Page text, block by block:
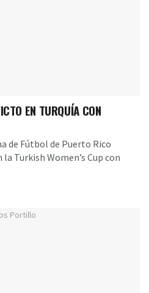
EN TURQUÍA CON
de Fútbol de Puerto Rico
Turkish Women’s Cup con